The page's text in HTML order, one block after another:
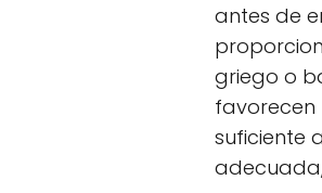
antes de
griego o
favorecen
suficiente